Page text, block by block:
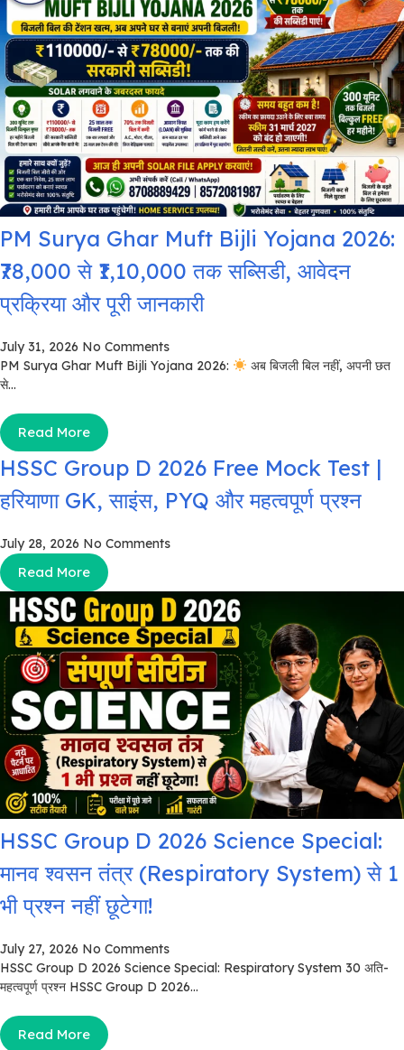
PM Surya Ghar Muft Bijli Yojana 2026:
₹78,000 से ₹1,10,000 तक सब्सिडी, आवेदन
प्रक्रिया और पूरी जानकारी
July 31, 2026 No Comments
PM Surya Ghar Muft Bijli Yojana 2026:
अब बिजली बिल नहीं, अपनी छत
से...
Read More
HSSC Group D 2026 Free Mock Test |
हरियाणा GK, साइंस, PYQ और महत्वपूर्ण प्रश्न
July 28, 2026 No Comments
Read More
HSSC Group D 2026 Science Special:
मानव श्वसन तंत्र (Respiratory System) से 1
भी प्रश्न नहीं छूटेगा!
July 27, 2026 No Comments
HSSC Group D 2026 Science Special: Respiratory System 30 अति-
महत्वपूर्ण प्रश्न HSSC Group D 2026...
Read More